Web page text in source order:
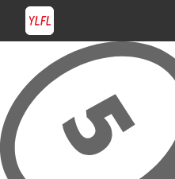
Hoppa till huvudinnehåll